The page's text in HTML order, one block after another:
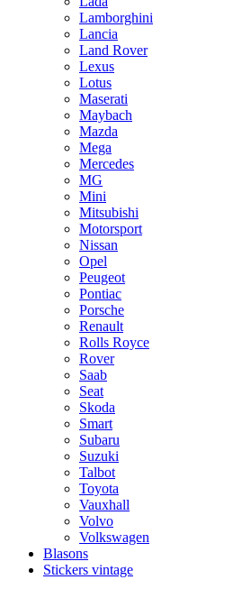
Lamborghini
Lancia
Land Rover
Lexus
Lotus
Maserati
Maybach
Mazda
Mega
Mercedes
MG
Mini
Mitsubishi
Motorsport
Nissan
Opel
Peugeot
Pontiac
Porsche
Renault
Rolls Royce
Rover
Saab
Seat
Skoda
Smart
Subaru
Suzuki
Talbot
Toyota
Vauxhall
Volvo
Volkswagen
Blasons
Stickers vintage